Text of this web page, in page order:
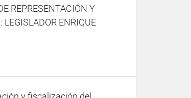
REPRESENTACIÓN Y
ENRIQUE